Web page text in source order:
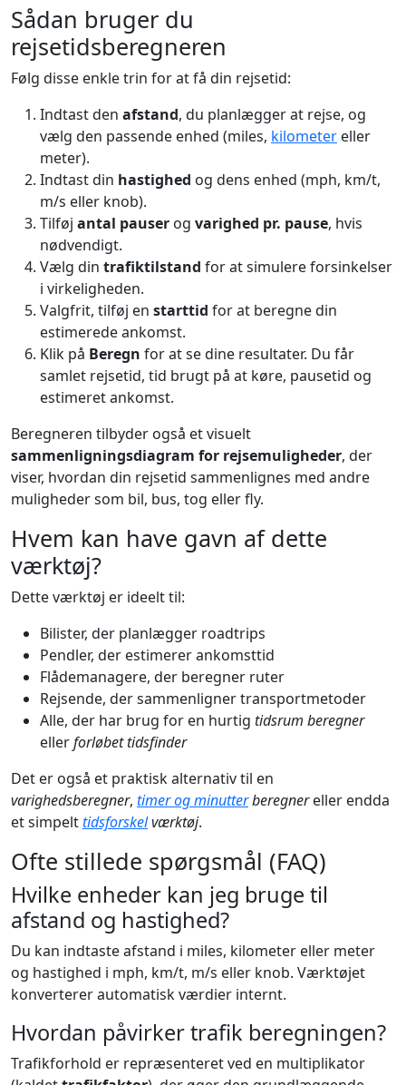
Sådan bruger du
rejsetidsberegneren
Følg disse enkle trin for at få din rejsetid:
Indtast den afstand, du planlægger at rejse, og
vælg den passende enhed (miles, kilometer eller
meter).
Indtast din hastighed og dens enhed (mph, km/t,
m/s eller knob).
Tilføj antal pauser og varighed pr. pause, hvis
nødvendigt.
Vælg din trafiktilstand for at simulere forsinkelser
i virkeligheden.
Valgfrit, tilføj en starttid for at beregne din
estimerede ankomst.
Klik på Beregn for at se dine resultater. Du får
samlet rejsetid, tid brugt på at køre, pausetid og
estimeret ankomst.
Beregneren tilbyder også et visuelt
sammenligningsdiagram for rejsemuligheder, der
viser, hvordan din rejsetid sammenlignes med andre
muligheder som bil, bus, tog eller fly.
Hvem kan have gavn af dette
værktøj?
Dette værktøj er ideelt til:
Bilister, der planlægger roadtrips
Pendler, der estimerer ankomsttid
Flådemanagere, der beregner ruter
Rejsende, der sammenligner transportmetoder
Alle, der har brug for en hurtig tidsrum beregner
ellerforløbet tidsfinder
Det er også et praktisk alternativ til en
varighedsberegner, timer og minutterberegnereller endda
et simpelttidsforskelværktøj.
Ofte stillede spørgsmål (FAQ)
Hvilke enheder kan jeg bruge til
afstand og hastighed?
Du kan indtaste afstand i miles, kilometer eller meter
og hastighed i mph, km/t, m/s eller knob. Værktøjet
konverterer automatisk værdier internt.
Hvordan påvirker trafik beregningen?
Trafikforhold er repræsenteret ved en multiplikator